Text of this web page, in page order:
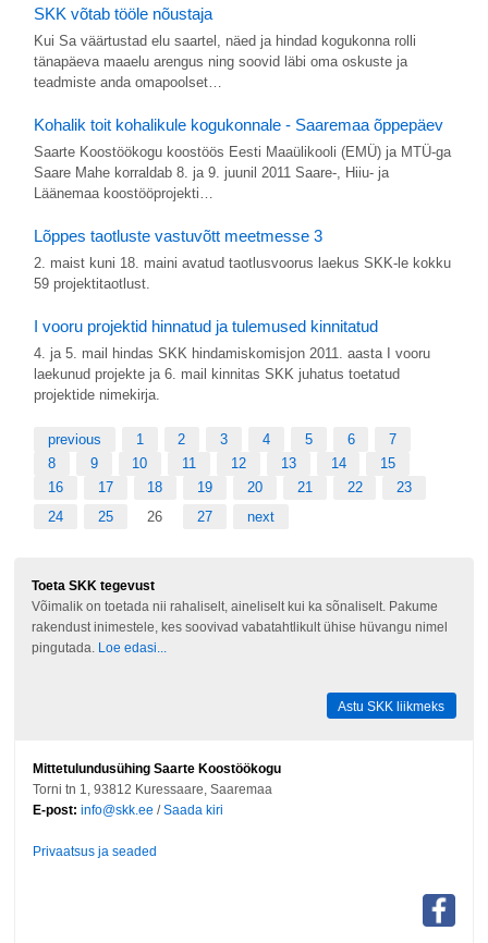
SKK võtab tööle nõustaja
Kui Sa väärtustad elu saartel, näed ja hindad kogukonna rolli
tänapäeva maaelu arengus ning soovid läbi oma oskuste ja
teadmiste anda omapoolset…
Kohalik toit kohalikule kogukonnale - Saaremaa õppepäev
Saarte Koostöökogu koostöös Eesti Maaülikooli (EMÜ) ja MTÜ-ga
Saare Mahe korraldab 8. ja 9. juunil 2011 Saare-, Hiiu- ja
Läänemaa koostööprojekti…
Lõppes taotluste vastuvõtt meetmesse 3
2. maist kuni 18. maini avatud taotlusvoorus laekus SKK-le kokku
59 projektitaotlust.
I vooru projektid hinnatud ja tulemused kinnitatud
4. ja 5. mail hindas SKK hindamiskomisjon 2011. aasta I vooru
laekunud projekte ja 6. mail kinnitas SKK juhatus toetatud
projektide nimekirja.
previous 1 2 3 4 5 6
7
8
9 10 11 12 13 14
15
16
17 18 19 20 21 22
23
24
25 26 27 next
Toeta SKK tegevust
Võimalik on toetada nii rahaliselt, aineliselt kui ka sõnaliselt. Pakume
rakendust inimestele, kes soovivad vabatahtlikult ühise hüvangu nimel
pingutada.
Loe edasi...
Astu SKK liikmeks
Mittetulundusühing Saarte Koostöökogu
Torni tn 1, 93812 Kuressaare, Saaremaa
E-post: info@skk.ee /Saada kiri
Privaatsus ja seaded